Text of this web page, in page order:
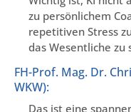
zu persönlichem
repetitiven Stress
das Wesentliche zu
FH-Prof. Mag. Dr.
WKW):
Das ist eine